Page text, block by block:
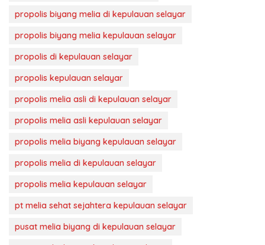
propolis biyang melia di kepulauan selayar
propolis biyang melia kepulauan selayar
propolis di kepulauan selayar
propolis kepulauan selayar
propolis melia asli di kepulauan selayar
propolis melia asli kepulauan selayar
propolis melia biyang kepulauan selayar
propolis melia di kepulauan selayar
propolis melia kepulauan selayar
pt melia sehat sejahtera kepulauan selayar
pusat melia biyang di kepulauan selayar